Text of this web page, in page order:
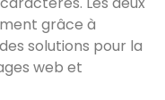
grâce à
solutions pour la
web et